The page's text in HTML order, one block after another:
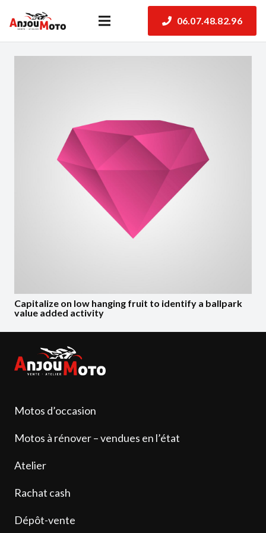
06.07.48.82.96
Capitalize on low hanging fruit to identify a ballpark
value added activity
Motos d’occasion
Motos à rénover – vendues en l’état
Atelier
Rachat cash
Dépôt-vente